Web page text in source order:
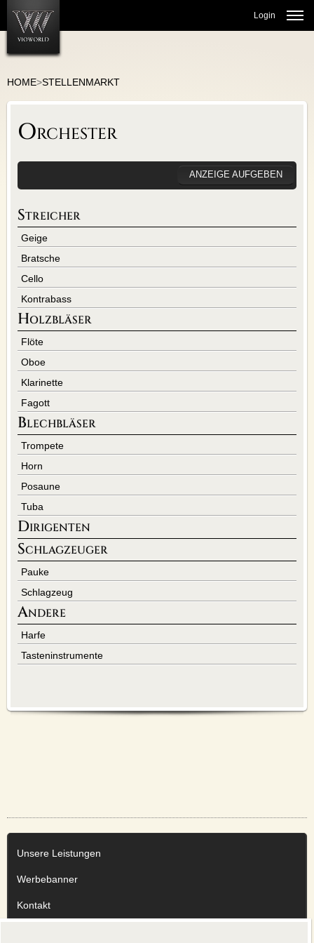
Login
STELLENMARKT
THEATERJOBS
GESANG/CHÖRE
LEHRTÄTIGKEIT
MUSIKERMARKT
INSTRUMENTE
MUSIKER SUCHT MUSIKER
BÜCHER/NOTEN
MUGGEN
UNTERRICHT
COMMUNITY
VIO-BLOG
FACEBOOK
TWITTER
YOUTUBE
SERVICE
UNSERE LEISTUNGEN
WERBEBANNER
KONTAKT
IMPRESSUM
AGB
DATENSCHUTZ
HOME>STELLENMARKT
Orchester
ANZEIGE AUFGEBEN
Streicher
Geige
Bratsche
Cello
Kontrabass
Holzbläser
Flöte
Oboe
Klarinette
Fagott
Blechbläser
Trompete
Horn
Posaune
Tuba
Dirigenten
Schlagzeuger
Pauke
Schlagzeug
Andere
Harfe
Tasteninstrumente
Unsere Leistungen
Werbebanner
Kontakt